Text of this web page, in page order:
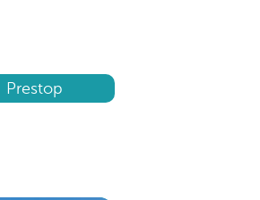
Prestop